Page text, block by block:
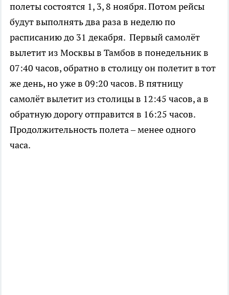
полеты состоятся 1, 3, 8 ноября. Потом рейсы
будут выполнять два раза в неделю по
расписанию до 31 декабря. Первый самолёт
вылетит из Москвы в Тамбов в понедельник в
07:40 часов, обратно в столицу он полетит в тот
же день, но уже в 09:20 часов. В пятницу
самолёт вылетит из столицы в 12:45 часов, а в
обратную дорогу отправится в 16:25 часов.
Продолжительность полета – менее одного
часа.